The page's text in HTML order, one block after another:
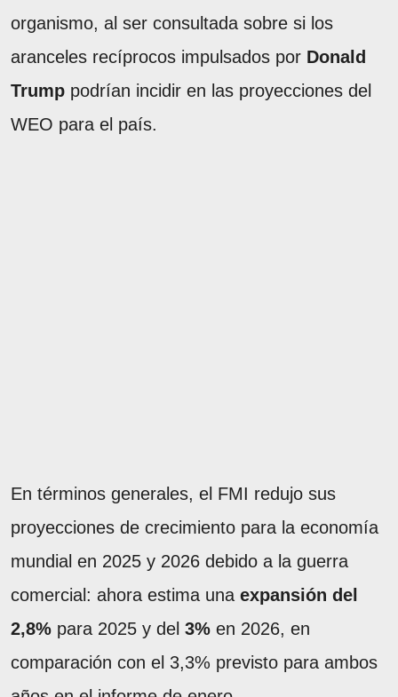
organismo, al ser consultada sobre si los
aranceles recíprocos impulsados por Donald
Trump podrían incidir en las proyecciones del
WEO para el país.
En términos generales, el FMI redujo sus
proyecciones de crecimiento para la economía
mundial en 2025 y 2026 debido a la guerra
comercial: ahora estima una expansión del
2,8% para 2025 y del 3% en 2026, en
comparación con el 3,3% previsto para ambos